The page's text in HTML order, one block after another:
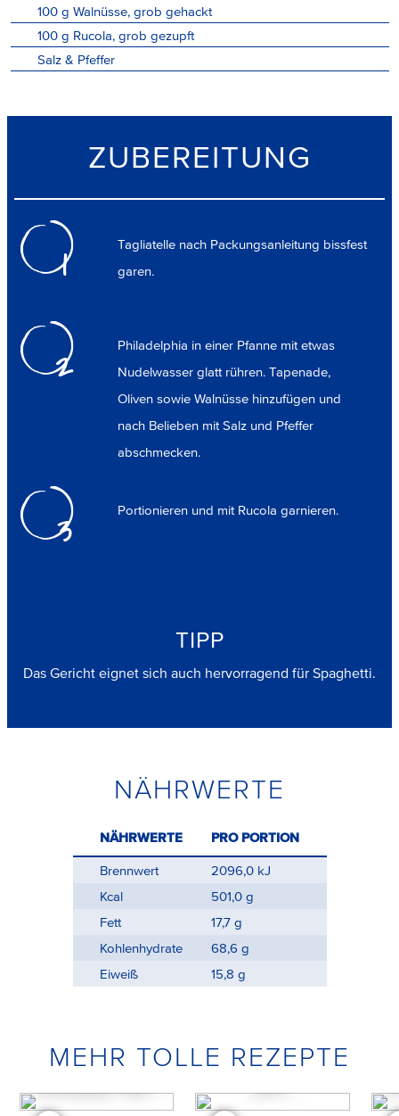
ZUBEREITUNG
1
Tagliatelle nach Packungsanleitung bissfest
garen.
2
Philadelphia in einer Pfanne mit etwas
Nudelwasser glatt rühren. Tapenade,
Oliven sowie Walnüsse hinzufügen und
nach Belieben mit Salz und Pfeffer
abschmecken.
3 Portionieren und mit Rucola garnieren.
TIPP
Das Gericht eignet sich auch hervorragend für Spaghetti.
100 g Walnüsse, grob gehackt
100 g Rucola, grob gezupft
Salz & Pfeffer
NÄHRWERTE
NÄHRWERTE PRO PORTION
Brennwert
2096,0 kJ
Kcal
501,0 g
Fett
17,7 g
Kohlenhydrate
68,6 g
Eiweiß
15,8 g
MEHR TOLLE REZEPTE
Philadelphia Cheesecake Dessert